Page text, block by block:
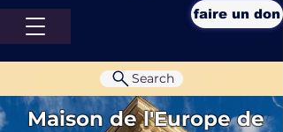
faire un don
Maison de l'Europe de
Search